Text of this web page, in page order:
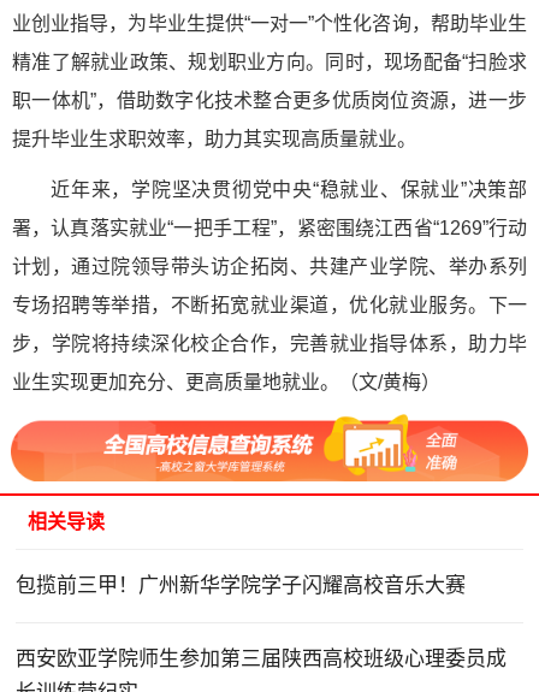
业创业指导，为毕业生提供“一对一”个性化咨询，帮助毕业生
精准了解就业政策、规划职业方向。同时，现场配备“扫脸求
职一体机”，借助数字化技术整合更多优质岗位资源，进一步
提升毕业生求职效率，助力其实现高质量就业。
近年来，学院坚决贯彻党中央“稳就业、保就业”决策部
署，认真落实就业“一把手工程”，紧密围绕江西省“1269”行动
计划，通过院领导带头访企拓岗、共建产业学院、举办系列
专场招聘等举措，不断拓宽就业渠道，优化就业服务。下一
步，学院将持续深化校企合作，完善就业指导体系，助力毕
业生实现更加充分、更高质量地就业。
（文/黄梅）
相关导读
包揽前三甲！广州新华学院学子闪耀高校音乐大赛
西安欧亚学院师生参加第三届陕西高校班级心理委员成